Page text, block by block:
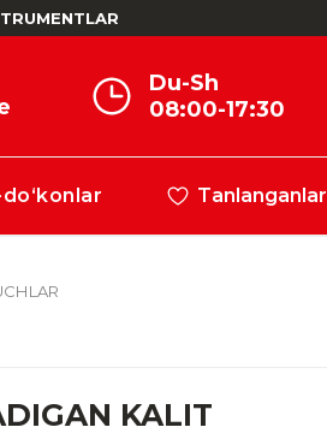
Du-Sh
08:00-17:30
Tanlanganlar
KALIT